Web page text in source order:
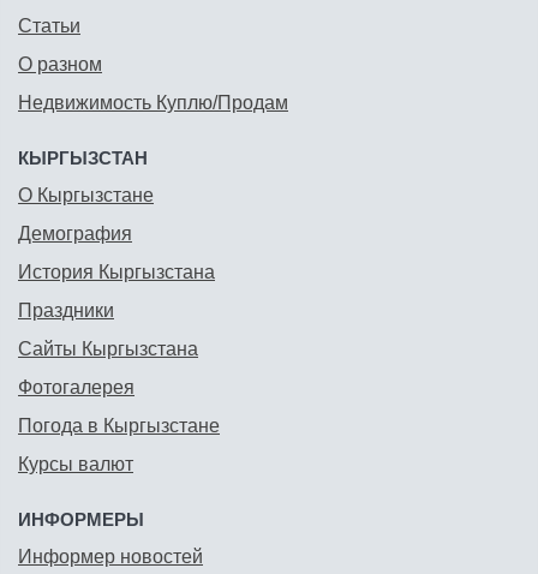
Статьи
О разном
Недвижимость Куплю/Продам
КЫРГЫЗСТАН
О Кыргызстане
Демография
История Кыргызстана
Праздники
Сайты Кыргызстана
Фотогалерея
Погода в Кыргызстане
Курсы валют
ИНФОРМЕРЫ
Информер новостей